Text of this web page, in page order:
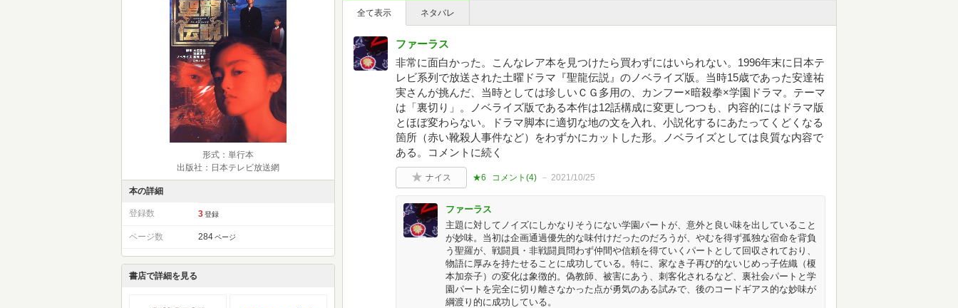
形式：単行本
出版社：日本テレビ放送網
本の詳細
登録数 3 登録
ページ数 284 ページ
書店で詳細を見る
全て表示 ネタバレ
ファーラス
非常に面白かった。こんなレア本を見つけたら買わずにはいられない。1996年末に日本テ
レビ系列で放送された土曜ドラマ『聖龍伝説』のノベライズ版。当時15歳であった安達祐
実さんが挑んだ、当時としては珍しいＣＧ多用の、カンフー×暗殺拳×学園ドラマ。テーマ
は「裏切り」。ノベライズ版である本作は12話構成に変更しつつも、内容的にはドラマ版
とほぼ変わらない。ドラマ脚本に適切な地の文を入れ、小説化するにあたってくどくなる
箇所（赤い靴殺人事件など）をわずかにカットした形。ノベライズとしては良質な内容で
ある。コメントに続く
ナイス ★6 コメント(4) 2021/10/25
ファーラス
主題に対してノイズにしかなりそうにない学園パートが、意外と良い味を出していること
が妙味。当初は企画通過優先的な味付けだったのだろうが、やむを得ず孤独な宿命を背負
う聖羅が、戦闘員・非戦闘員問わず仲間や信頼を得ていくパートとして回収されており、
物語に厚みを持たせることに成功している。特に、家なき子再び的ないじめっ子佐織（榎
本加奈子）の変化は象徴的。偽教師、被害にあう、刺客化されるなど、裏社会パートと学
園パートを完全に切り離さなかった点が勇気のある試みで、後のコードギアス的な妙味が
綱渡り的に成功している。